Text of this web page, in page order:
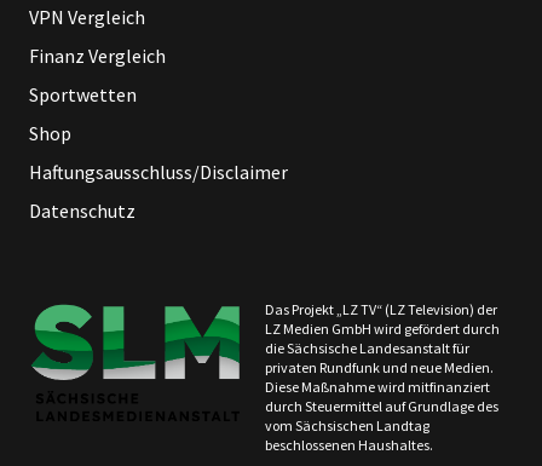
VPN Vergleich
Finanz Vergleich
Sportwetten
Shop
Haftungsausschluss/Disclaimer
Datenschutz
Das Projekt „LZ TV“ (LZ Television) der
LZ Medien GmbH wird gefördert durch
die Sächsische Landesanstalt für
privaten Rundfunk und neue Medien.
Diese Maßnahme wird mitfinanziert
durch Steuermittel auf Grundlage des
vom Sächsischen Landtag
beschlossenen Haushaltes.